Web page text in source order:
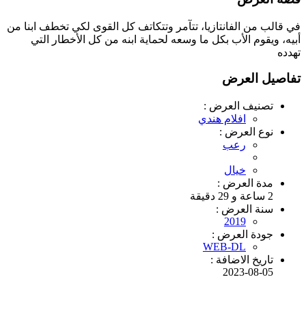
في قالب من الفانتازيا، تتآمر وتتكاتف كل القوى لكي تخطف ابنا من
أبيه، ويقوم اﻷب بكل ما وسعه لحماية ابنه من كل اﻷخطار التي
تهدده
تفاصيل العرض
تصنيف العرض :
افلام هندي
نوع العرض :
رعب
خيال
مدة العرض :
2 ساعة و 29 دقيقة
سنة العرض :
2019
جودة العرض :
WEB-DL
تاريخ الاضافة :
2023-08-05